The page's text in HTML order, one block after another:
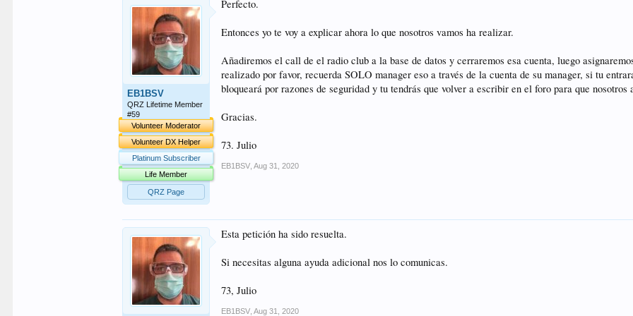
EB1BSV
QRZ Lifetime Member
#59
Volunteer Moderator
Volunteer DX Helper
Platinum Subscriber
Life Member
QRZ Page
Perfecto.
Entonces yo te voy a explicar ahora lo que nosotros vamos ha realizar.
Añadiremos el call de el radio club a la base de datos y cerraremos esa cuenta, luego
realizado por favor, recuerda SOLO manager eso a través de la cuenta de su manager, si tu
bloqueará por razones de seguridad y tu tendrás que volver a escribir en el foro para que nosotros
Gracias.
73. Julio
EB1BSV Aug 31, 2020
Esta petición ha sido resuelta.
Si necesitas alguna ayuda adicional nos lo comunicas.
73, Julio
EB1BSV Aug 31, 2020